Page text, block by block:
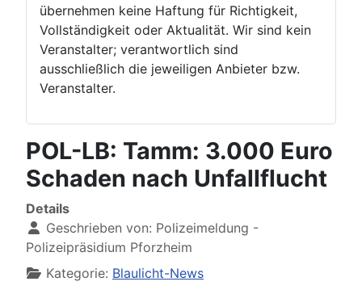
übernehmen keine Haftung für Richtigkeit,
Vollständigkeit oder Aktualität. Wir sind kein
Veranstalter; verantwortlich sind
ausschließlich die jeweiligen Anbieter bzw.
Veranstalter.
POL-LB: Tamm: 3.000 Euro
Schaden nach Unfallflucht
Details
Geschrieben von: Polizeimeldung -
Polizeipräsidium Pforzheim
Kategorie: Blaulicht-News